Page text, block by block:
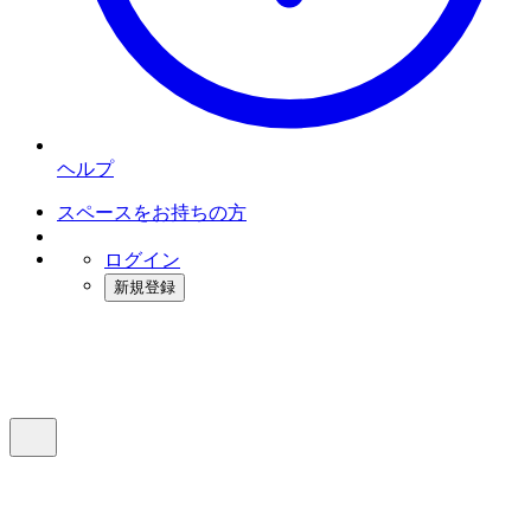
ヘルプ
スペースをお持ちの方
ログイン
新規登録